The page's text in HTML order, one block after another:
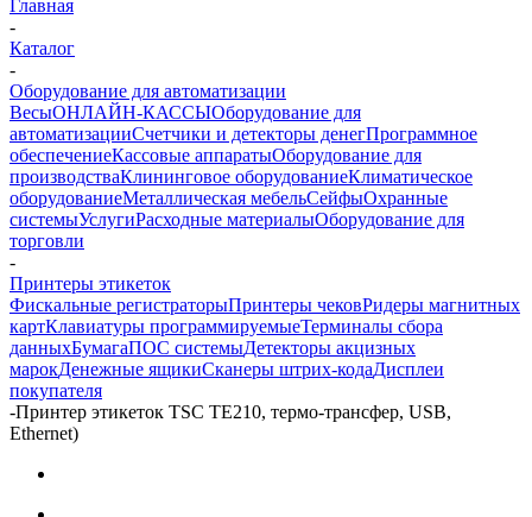
Главная
-
Каталог
-
Оборудование для автоматизации
ВесыОНЛАЙН-КАССЫОборудование для
автоматизацииСчетчики и детекторы денегПрограммное
обеспечениеКассовые аппаратыОборудование для
производстваКлининговое оборудованиеКлиматическое
оборудованиеМеталлическая мебельСейфыОхранные
системыУслугиРасходные материалыОборудование для
торговли
-
Принтеры этикеток
Фискальные регистраторыПринтеры чековРидеры магнитных
картКлавиатуры программируемыеТерминалы сбора
данныхБумагаПОС системыДетекторы акцизных
марокДенежные ящикиСканеры штрих-кодаДисплеи
покупателя
-Принтер этикеток TSC TE210, термо-трансфер, USB,
Ethernet)